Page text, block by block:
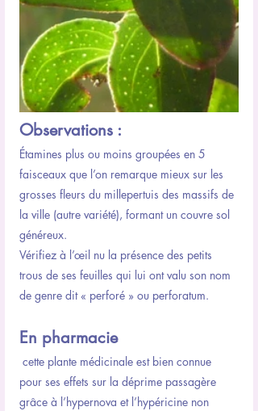
Observations :
Étamines plus ou moins groupées en 5
faisceaux que l’on remarque mieux sur les
grosses fleurs du millepertuis des massifs de
la ville (autre variété), formant un couvre sol
généreux.
Vérifiez à l’œil nu la présence des petits
trous de ses feuilles qui lui ont valu son nom
de genre dit « perforé » ou perforatum.
En pharmacie
pour ses effets sur la déprime passagère
grâce à l’hypernova et l’hypéricine non